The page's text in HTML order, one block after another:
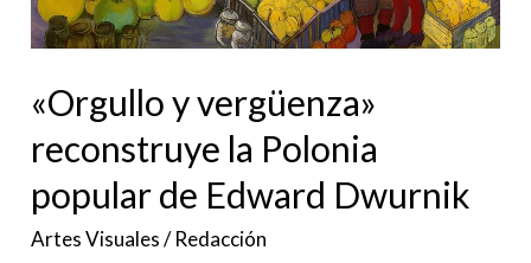
«Orgullo y vergüenza»
reconstruye la Polonia
popular de Edward Dwurnik
Artes Visuales/Redacción
popular
de
Edward
Dwurnik